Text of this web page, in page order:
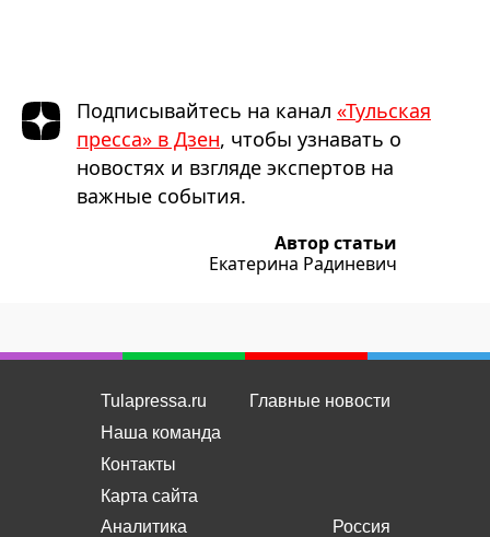
Подписывайтесь на канал «Тульская
пресса» в Дзен, чтобы узнавать о
новостях и взгляде экспертов на
важные события.
Автор статьи
Екатерина Радиневич
Tulapressa.ru
Наша команда
Контакты
Карта сайта
Главные новости
Аналитика
Россия